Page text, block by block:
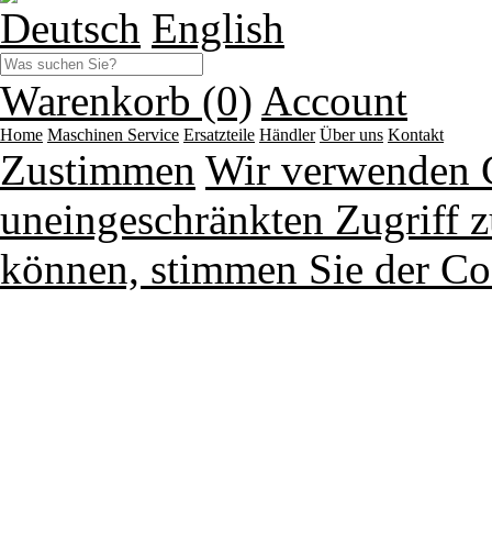
Deutsch English
Warenkorb (0) Account
Home Maschinen Service Ersatzteile Händler Über uns Kontakt
Zustimmen Wir verwenden
uneingeschränkten Zugriff
können, stimmen Sie der